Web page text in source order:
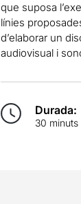
que suposa
línies
d’elaborar un
audiovisual i
Durada:
30 minuts